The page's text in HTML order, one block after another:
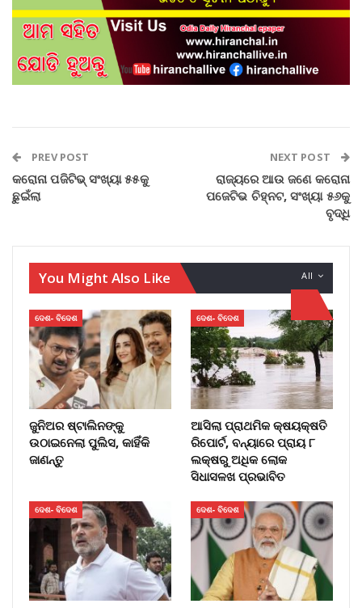
PREV POST
କରୋନା ପଜିଟିଭ୍ ସଂଖ୍ୟା ୫୫କୁ
ଛୁଇଁଲା
NEXT POST
ରାଜ୍ୟରେ ଆଉ ଜଣେ କରୋନା
ପଜେଟିଭ ଚିହ୍ନଟ, ସଂଖ୍ୟା ୫୬କୁ
ବୃଦ୍ଧି
All
You Might Also Like
ଦେଶ- ବିଦେଶ
ଜୁନିଅର ଷ୍ଟାଲିନଙ୍କୁ
ଉଠାଇନେଲା ପୁଲିସ, କାହିଁକି
ଜାଣନ୍ତୁ
ଦେଶ- ବିଦେଶ
ଆସିଲା ପ୍ରାଥମିକ କ୍ଷୟକ୍ଷତି
ରିପୋର୍ଟ, ବନ୍ୟାରେ ପ୍ରାୟ ୮
ଲକ୍ଷରୁ ଅଧିକ ଲୋକ
ସିଧାସଳଖ ପ୍ରଭାବିତ
ଦେଶ- ବିଦେଶ ଦେଶ- ବିଦେଶ